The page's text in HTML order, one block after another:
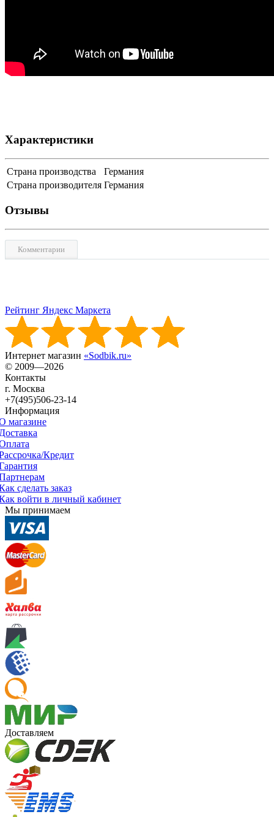
Характеристики
Страна производства
Германия
Страна производителя Германия
Отзывы
Комментарии
Рейтинг Яндекс Маркета
Интернет магазин «Sodbik.ru»
© 2009—2026
Контакты
г. Москва
+7(495)506-23-14
Информация
магазине
Кредит
сделать заказ
войти в личный кабинет
Мы принимаем
Доставляем